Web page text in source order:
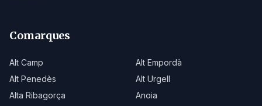
Comarques
Alt Camp
Alt Empordà
Alt Penedès
Alt Urgell
Alta Ribagorça
Anoia